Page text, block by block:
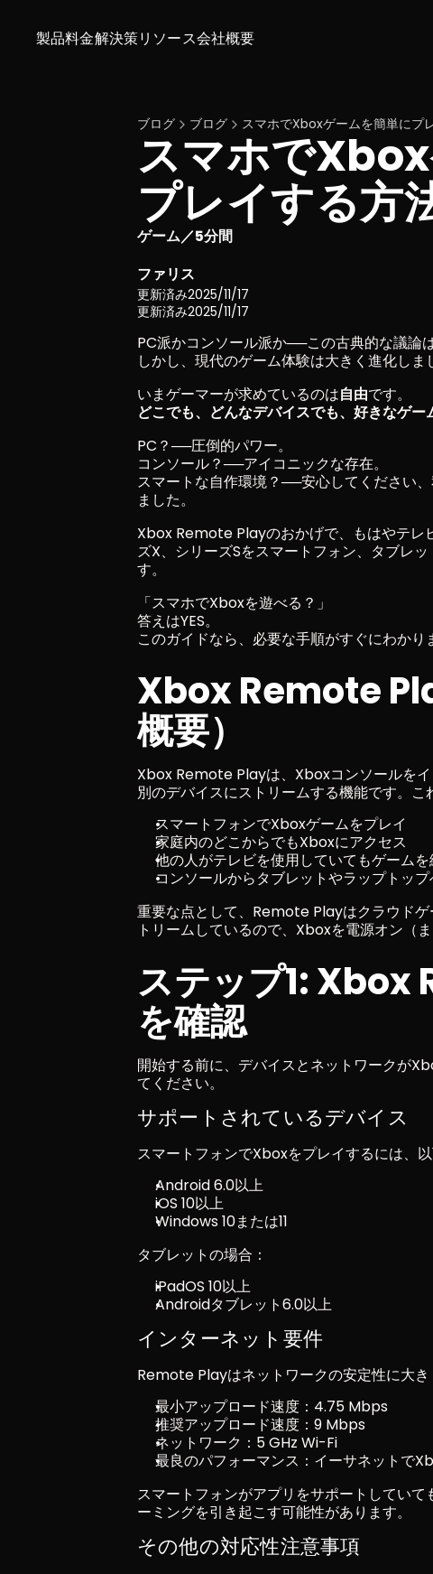
製品料金 リソース
解決策 会社概要
ブログ ブログ スマホでXboxゲームを簡単にプ
スマホで
プレイする方
ゲーム／5分間
ファリス
更新済み2025/11/17
更新済み2025/11/17
PC派かコンソール派か──この古典的な議論
しかし、現代のゲーム体験は大きく進化しま
いまゲーマーが求めているのは自由です。
どこでも、どんなデバイスでも、好きなゲー
PC？──圧倒的パワー。
コンソール？──アイコニックな存在。
スマートな自作環境？──安心してください
ました。
Xbox Remote Playのおかげで、もはやテレ
ズX、シリーズSをスマートフォン、タブレ
す。
「スマホでXboxを遊べる？」
答えはYES。
このガイドなら、必要な手順がすぐにわかり
Xbox Remote
概要）
Xbox Remote Playは、Xboxコンソールを
別のデバイスにストリームする機能です。こ
スマートフォンでXboxゲームをプレイ
家庭内のどこからでもXboxにアクセス
他の人がテレビを使用していてもゲーム
コンソールからタブレットやラップトッ
重要な点として、Remote Playはクラウド
トリームしているので、Xboxを電源オン（
ステップ1:
を確認
開始する前に、デバイスとネットワークが
てください。
サポートされているデバイス
スマートフォンでXboxをプレイするには、以
Android 6.0以上
iOS 10以上
Windows 10または11
タブレットの場合：
iPadOS 10以上
Androidタブレット6.0以上
インターネット要件
Remote Playはネットワークの安定性に大
最小アップロード速度：4.75 Mbps
推奨アップロード速度：9 Mbps
ネットワーク：5 GHz Wi-Fi
最良のパフォーマンス：イーサネットで
スマートフォンがアプリをサポートしてい
ーミングを引き起こす可能性があります。
その他の対応性注意事項